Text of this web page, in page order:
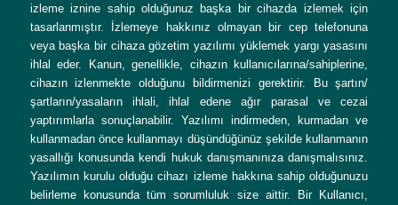
izleme iznine sahip olduğunuz başka bir cihazda izlemek için
tasarlanmıştır. İzlemeye hakkınız olmayan bir cep telefonuna
veya başka bir cihaza gözetim yazılımı yüklemek yargı yasasını
ihlal eder. Kanun, genellikle, cihazın kullanıcılarına/sahiplerine,
cihazın izlenmekte olduğunu bildirmenizi gerektirir. Bu şartın/
şartların/yasaların ihlali, ihlal edene ağır parasal ve cezai
yaptırımlarla sonuçlanabilir. Yazılımı indirmeden, kurmadan ve
kullanmadan önce kullanmayı düşündüğünüz şekilde kullanmanın
yasallığı konusunda kendi hukuk danışmanınıza danışmalısınız.
Yazılımın kurulu olduğu cihazı izleme hakkına sahip olduğunuzu
belirleme konusunda tüm sorumluluk size aittir. Bir Kullanıcı,